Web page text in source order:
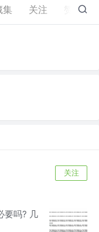
集 关注 25
关注
要吗? 几